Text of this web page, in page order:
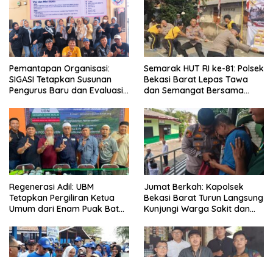
Pemantapan Organisasi:
SIGASI Tetapkan Susunan
Pengurus Baru dan Evaluasi
Semarak HUT RI ke-81: Polsek
Bekasi Barat Lepas Tawa
dan Semangat Bersama
Regenerasi Adil: UBM
Tetapkan Pergiliran Ketua
Umum dari Enam Puak Batak
Jumat Berkah: Kapolsek
Bekasi Barat Turun Langsung
Kunjungi Warga Sakit dan